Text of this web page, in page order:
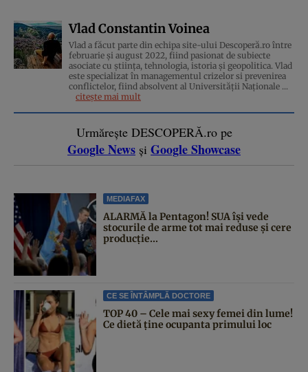
Vlad Constantin Voinea
Vlad a făcut parte din echipa site-ului Descoperă.ro între
februarie și august 2022, fiind pasionat de subiecte
asociate cu știința, tehnologia, istoria și geopolitica. Vlad
este specializat în managementul crizelor si prevenirea
conflictelor, fiind absolvent al Universității Naționale ...
citește mai mult
Urmărește DESCOPERĂ.ro pe
Google News și Google Showcase
MEDIAFAX
ALARMĂ la Pentagon! SUA își vede
stocurile de arme tot mai reduse și cere
producție...
CE SE ÎNTÂMPLĂ DOCTORE
TOP 40 – Cele mai sexy femei din lume!
Ce dietă ține ocupanta primului loc